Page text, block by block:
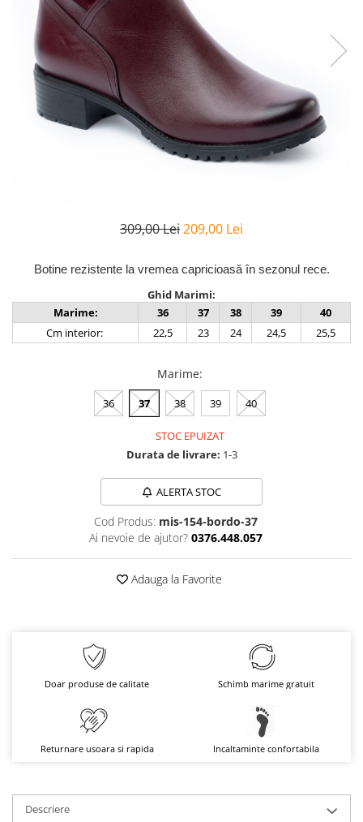
Doss
Vesna
Dr. Feet
309,00 Lei209,00 Lei
Botine rezistentela vremea capricioasă în sezonul rece.
Ghid Marimi:
Marime:
36 37 38 39
40
Cm interior:
22,5 23 24 24,5 25,5
Marime:
36 37 38 39 40
STOC EPUIZAT
Durata de livrare: 1-3
ALERTA STOC
Cod Produs: mis-154-bordo-37
Ai nevoie de ajutor? 0376.448.057
Adauga la Favorite
Doar produse de calitate Schimb marime gratuit
Returnare usoara si rapida Incaltaminte confortabila
Descriere